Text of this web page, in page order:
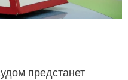
предстанет